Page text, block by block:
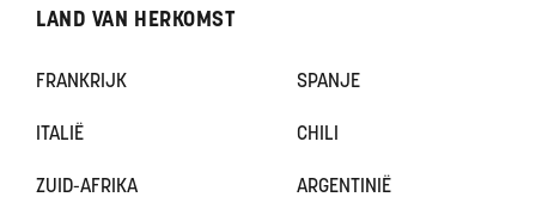
LAND VAN HERKOMST
FRANKRIJK SPANJE
ITALIË CHILI
ZUID-AFRIKA ARGENTINIË